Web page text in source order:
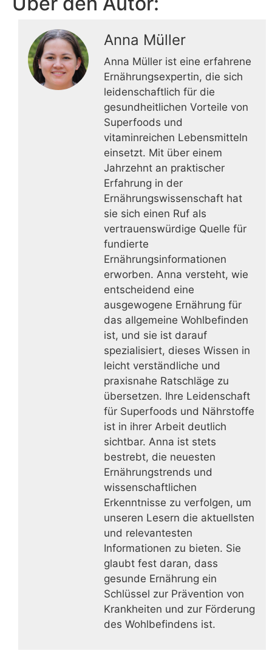
Anna Müller
Anna Müller ist eine erfahrene
Ernährungsexpertin, die sich
leidenschaftlich für die
gesundheitlichen Vorteile von
Superfoods und
vitaminreichen Lebensmitteln
einsetzt. Mit über einem
Jahrzehnt an praktischer
Erfahrung in der
Ernährungswissenschaft hat
sie sich einen Ruf als
vertrauenswürdige Quelle für
fundierte
Ernährungsinformationen
erworben. Anna versteht, wie
entscheidend eine
ausgewogene Ernährung für
das allgemeine Wohlbefinden
ist, und sie ist darauf
spezialisiert, dieses Wissen in
leicht verständliche und
praxisnahe Ratschläge zu
übersetzen. Ihre Leidenschaft
für Superfoods und Nährstoffe
ist in ihrer Arbeit deutlich
sichtbar. Anna ist stets
bestrebt, die neuesten
Ernährungstrends und
wissenschaftlichen
Erkenntnisse zu verfolgen, um
unseren Lesern die aktuellsten
und relevantesten
Informationen zu bieten. Sie
glaubt fest daran, dass
gesunde Ernährung ein
Schlüssel zur Prävention von
Krankheiten und zur Förderung
des Wohlbefindens ist.